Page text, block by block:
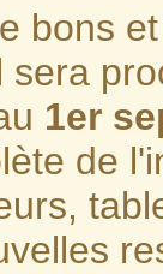
bons
sera
1er
de